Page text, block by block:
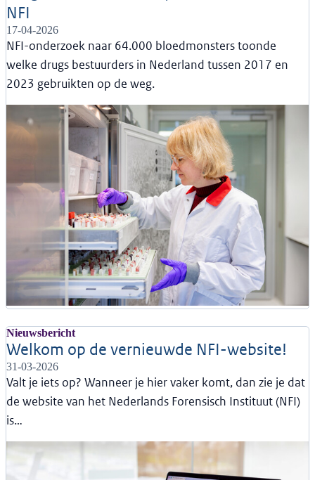
NFI
17-04-2026
NFI-onderzoek naar 64.000 bloedmonsters toonde
welke drugs bestuurders in Nederland tussen 2017 en
2023 gebruikten op de weg.
Nieuwsbericht
Welkom op de vernieuwde NFI-website!
31-03-2026
Valt je iets op? Wanneer je hier vaker komt, dan zie je dat
de website van het Nederlands Forensisch Instituut (NFI)
is…